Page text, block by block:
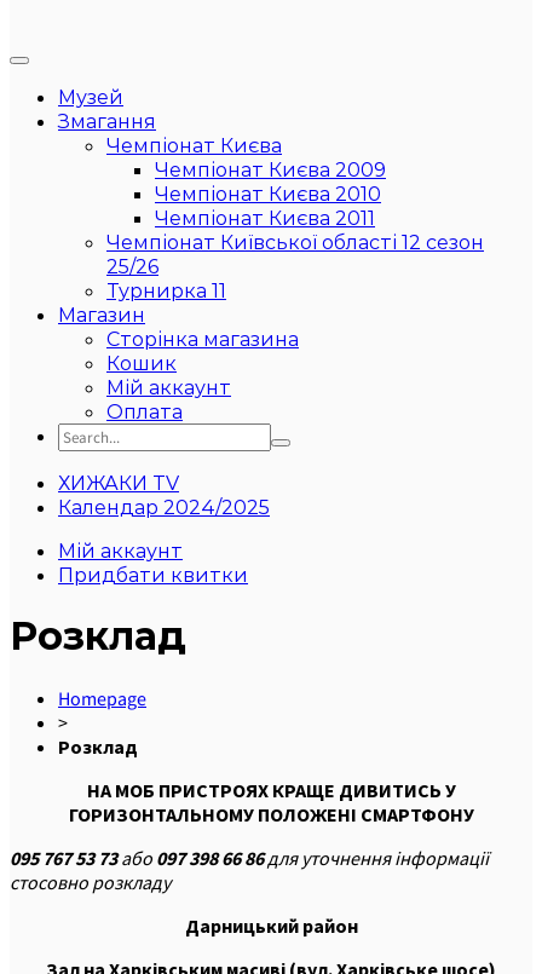
Музей
Змагання
Чемпіонат Києва
Чемпіонат Києва 2009
Чемпіонат Києва 2010
Чемпіонат Києва 2011
Чемпіонат Київської області 12 сезон
25/26
Турнирка 11
Магазин
Сторінка магазина
Кошик
Мій аккаунт
Оплата
ХИЖАКИ TV
Календар 2024/2025
Мій аккаунт
Придбати квитки
Розклад
Homepage
>
Розклад
НА МОБ ПРИСТРОЯХ КРАЩЕ ДИВИТИСЬ У
ГОРИЗОНТАЛЬНОМУ ПОЛОЖЕНІ СМАРТФОНУ
095 767 53 73або 097 398 66 86для уточнення інформації
стосовно розкладу
Дарницький район
Зал на Харківським масиві (вул. Харківське шосе)